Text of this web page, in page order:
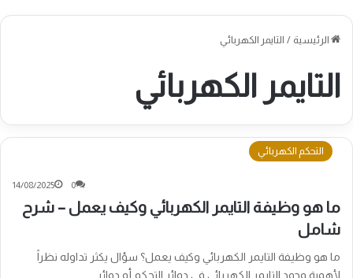
الرئيسية / التايمر الكهربائي
التايمر الكهربائي
التحكم الكهربائي
14/08/2025 0
ما هو وظيفة التايمر الكهربائي وكيف يعمل – شرح
شامل
ما هو وظيفة التايمر الكهربائي وكيف يعمل؟ سؤال يكثر تداوله نظراً
لأهمية وجود التايمر الكهربائي في دوائر التحكم أو دوائر…